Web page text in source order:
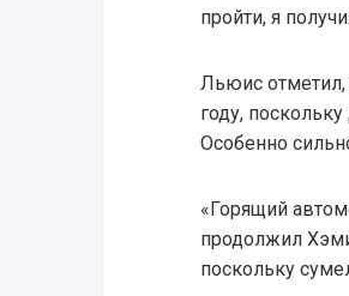
пройти, я
Льюис отметил,
году,
Особенно
«Горящий
продолжил
поскольку